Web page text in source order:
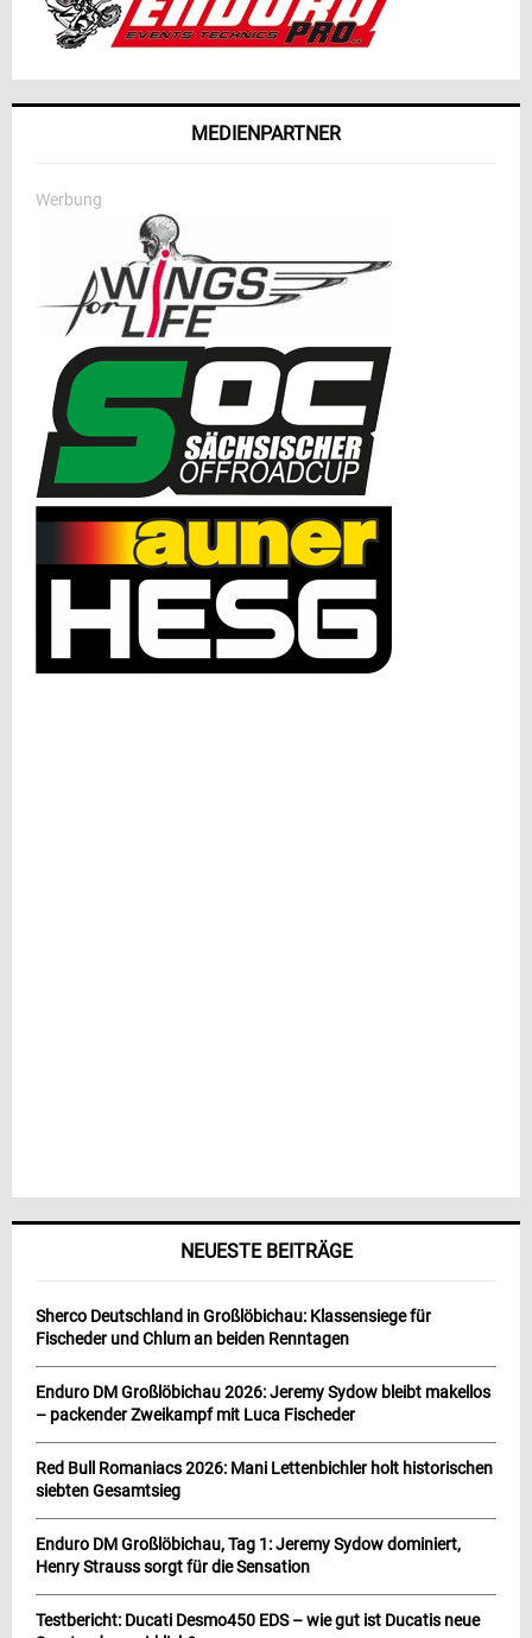
MEDIENPARTNER
Werbung
NEUESTE BEITRÄGE
Sherco Deutschland in Großlöbichau: Klassensiege für
Fischeder und Chlum an beiden Renntagen
Enduro DM Großlöbichau 2026: Jeremy Sydow bleibt makellos
– packender Zweikampf mit Luca Fischeder
Red Bull Romaniacs 2026: Mani Lettenbichler holt historischen
siebten Gesamtsieg
Enduro DM Großlöbichau, Tag 1: Jeremy Sydow dominiert,
Henry Strauss sorgt für die Sensation
Testbericht: Ducati Desmo450 EDS – wie gut ist Ducatis neue